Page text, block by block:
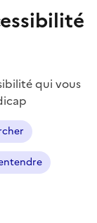
qui vous